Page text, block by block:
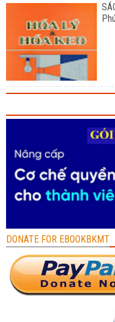
DONATE FOR EBOOKBKMT